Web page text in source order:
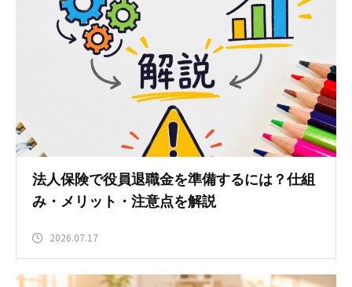
法人保険で役員退職金を準備するには？仕組
み・メリット・注意点を解説
2026.07.17